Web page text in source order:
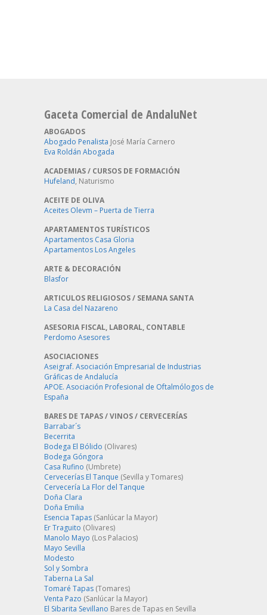
Gaceta Comercial de AndaluNet
ABOGADOS
Abogado Penalista José María Carnero
Eva Roldán Abogada
ACADEMIAS / CURSOS DE FORMACIÓN
Hufeland, Naturismo
ACEITE DE OLIVA
Aceites Olevm – Puerta de Tierra
APARTAMENTOS TURÍSTICOS
Apartamentos Casa Gloria
Apartamentos Los Angeles
ARTE & DECORACIÓN
Blasfor
ARTICULOS RELIGIOSOS / SEMANA SANTA
La Casa del Nazareno
ASESORIA FISCAL, LABORAL, CONTABLE
Perdomo Asesores
ASOCIACIONES
Aseigraf. Asociación Empresarial de Industrias
Gráficas de Andalucía
APOE. Asociación Profesional de Oftalmólogos de
España
BARES DE TAPAS / VINOS / CERVECERÍAS
Barrabar´s
Becerrita
Bodega El Bólido (Olivares)
Bodega Góngora
Casa Rufino (Umbrete)
Cervecerías El Tanque (Sevilla y Tomares)
Cervecería La Flor del Tanque
Doña Clara
Doña Emilia
Esencia Tapas (Sanlúcar la Mayor)
Er Traguito (Olivares)
Manolo Mayo (Los Palacios)
Mayo Sevilla
Modesto
Sol y Sombra
Taberna La Sal
Tomaré Tapas (Tomares)
Venta Pazo (Sanlúcar la Mayor)
El Sibarita Sevillano Bares de Tapas en Sevilla